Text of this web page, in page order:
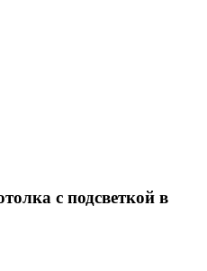
с подсветкой в